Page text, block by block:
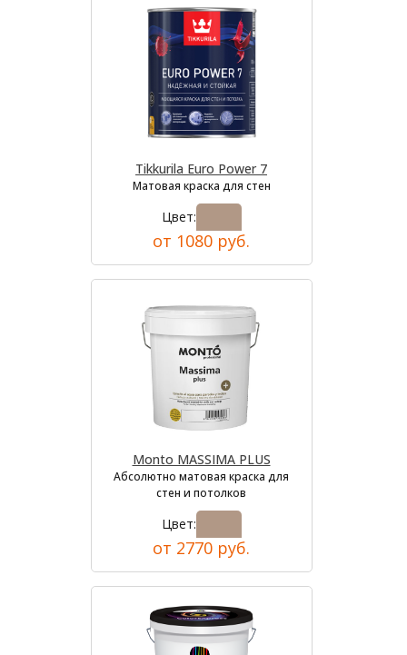
Tikkurila Euro Power 7
Матовая краска для стен
Цвет:
от 1080 руб.
Monto MASSIMA PLUS
Абсолютно матовая краска для
стен и потолков
Цвет:
от 2770 руб.